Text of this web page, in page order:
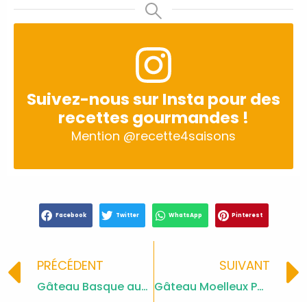
Suivez-nous sur Insta pour des
recettes gourmandes !
Mention @recette4saisons
Facebook Twitter WhatsApp Pinterest
Prev
PRÉCÉDENT
Gâteau Basque aux Pommes: Douceur Traditionnelle
SUIVANT
Gâteau Moelleux Pommes Frangipane